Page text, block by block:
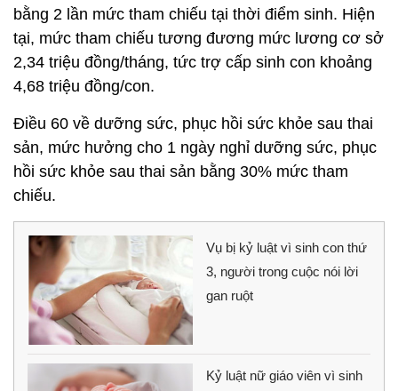
bằng 2 lần mức tham chiếu tại thời điểm sinh. Hiện
tại, mức tham chiếu tương đương mức lương cơ sở
2,34 triệu đồng/tháng, tức trợ cấp sinh con khoảng
4,68 triệu đồng/con.
Điều 60 về dưỡng sức, phục hồi sức khỏe sau thai
sản, mức hưởng cho 1 ngày nghỉ dưỡng sức, phục
hồi sức khỏe sau thai sản bằng 30% mức tham
chiếu.
Vụ bị kỷ luật vì sinh con thứ
3, người trong cuộc nói lời
gan ruột
Kỷ luật nữ giáo viên vì sinh